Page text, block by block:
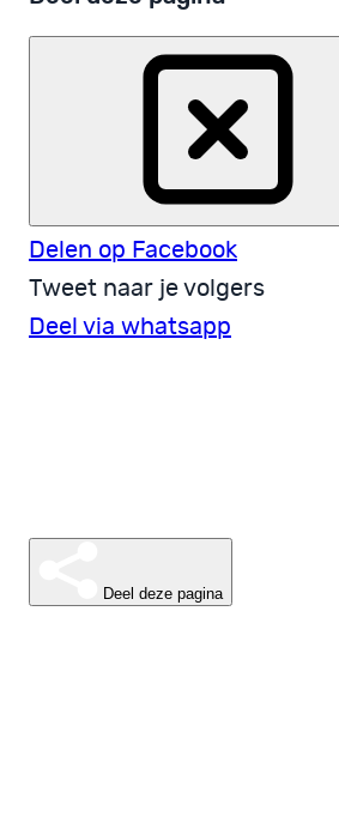
Delen op Facebook
Tweet naar je volgers
Deel via whatsapp
Deel deze pagina